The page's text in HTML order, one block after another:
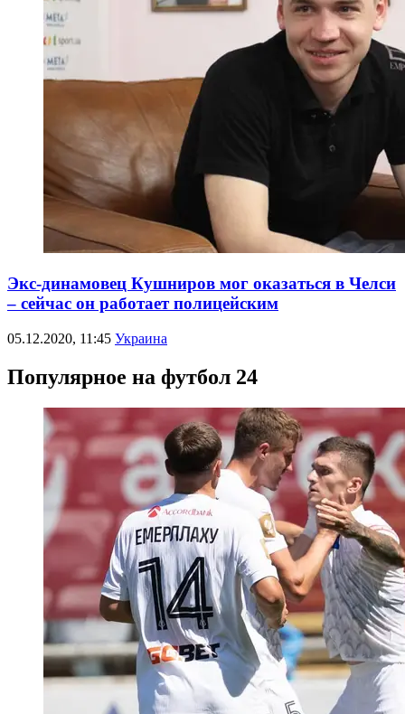
Экс-динамовец Кушниров мог оказаться в Челси
– сейчас он работает полицейским
05.12.2020, 11:45 Украина
Популярное на футбол 24